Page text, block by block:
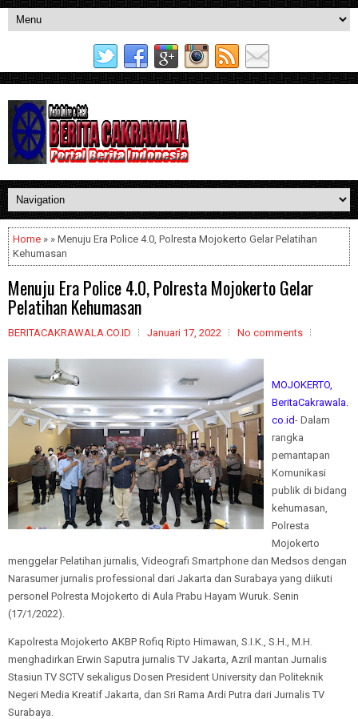
Home » » Menuju Era Police 4.0, Polresta Mojokerto Gelar Pelatihan
Kehumasan
Menuju Era Police 4.0, Polresta Mojokerto Gelar
Pelatihan Kehumasan
BERITACAKRAWALA.CO.ID Januari 17, 2022 No comments
MOJOKERTO,
BeritaCakrawala.
co.id- Dalam
rangka
pemantapan
Komunikasi
publik di bidang
kehumasan,
Polresta
Mojokerto
menggelar Pelatihan jurnalis, Videografi Smartphone dan Medsos dengan
Narasumer jurnalis professional dari Jakarta dan Surabaya yang diikuti
personel Polresta Mojokerto di Aula Prabu Hayam Wuruk. Senin
(17/1/2022).
Kapolresta Mojokerto AKBP Rofiq Ripto Himawan, S.I.K., S.H., M.H.
menghadirkan Erwin Saputra jurnalis TV Jakarta, Azril mantan Jurnalis
Stasiun TV SCTV sekaligus Dosen President University dan Politeknik
Negeri Media Kreatif Jakarta, dan Sri Rama Ardi Putra dari Jurnalis TV
Surabaya.